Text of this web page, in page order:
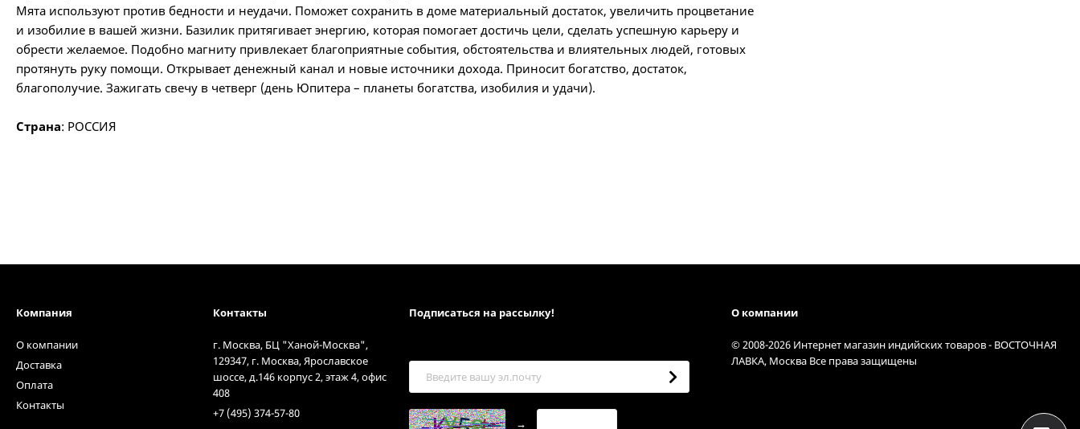
Мята используют против бедности и неудачи. Поможет сохранить в доме материальный достаток, увеличить процветание
и изобилие в вашей жизни. Базилик притягивает энергию, которая помогает достичь цели, сделать успешную карьеру и
обрести желаемое. Подобно магниту привлекает благоприятные события, обстоятельства и влиятельных людей, готовых
протянуть руку помощи. Открывает денежный канал и новые источники дохода. Приносит богатство, достаток,
благополучие. Зажигать свечу в четверг (день Юпитера – планеты богатства, изобилия и удачи).
Страна: РОССИЯ
Компания
О компании
Доставка
Оплата
Контакты
Контакты
г. Москва, БЦ "Ханой-Москва",
129347, г. Москва, Ярославское
шоссе, д.146 корпус 2, этаж 4, офис
408
+7 (495) 374-57-80
Подписаться на рассылкy!
→
О компании
© 2008-2026 Интернет магазин индийских товаров - ВОСТОЧНАЯ
ЛАВКА, Москва Все права защищены